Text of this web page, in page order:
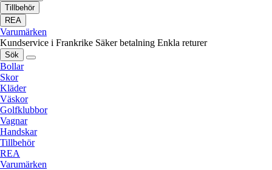
Tillbehör
REA
Varumärken
Kundservice i Frankrike Säker betalning Enkla returer
Sök
Bollar
Skor
Kläder
Väskor
Golfklubbor
Vagnar
Handskar
Tillbehör
REA
Varumärken